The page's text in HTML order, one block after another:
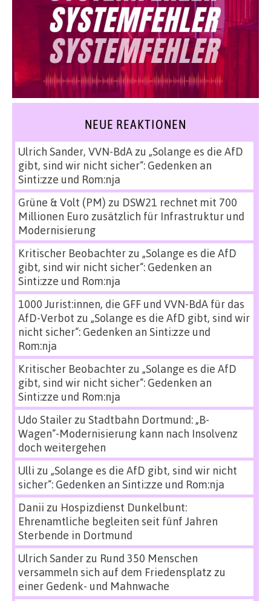
NEUE REAKTIONEN
Ulrich Sander, VVN-BdAzu „Solange es die AfD
gibt, sind wir nicht sicher“: Gedenken an
Sinti:zze und Rom:nja
Grüne & Volt (PM) zu DSW21 rechnet mit 700
Millionen Euro zusätzlich für Infrastruktur und
Modernisierung
Kritischer Beobachterzu „Solange es die AfD
gibt, sind wir nicht sicher“: Gedenken an
Sinti:zze und Rom:nja
1000 Jurist:innen, die GFF und VVN-BdA für das
AfD-Verbot zu „Solange es die AfD gibt, sind wir
nicht sicher“: Gedenken an Sinti:zze und
Rom:nja
Kritischer Beobachterzu „Solange es die AfD
gibt, sind wir nicht sicher“: Gedenken an
Sinti:zze und Rom:nja
Udo Stailerzu Stadtbahn Dortmund: „B-
Wagen“-Modernisierung kann nach Insolvenz
doch weitergehen
Ulli zu „Solange es die AfD gibt, sind wir nicht
sicher“: Gedenken an Sinti:zze und Rom:nja
Danii zu Hospizdienst Dunkelbunt:
Ehrenamtliche begleiten seit fünf Jahren
Sterbende in Dortmund
Ulrich Sanderzu Rund 350 Menschen
versammeln sich auf dem Friedensplatz zu
einer Gedenk- und Mahnwache